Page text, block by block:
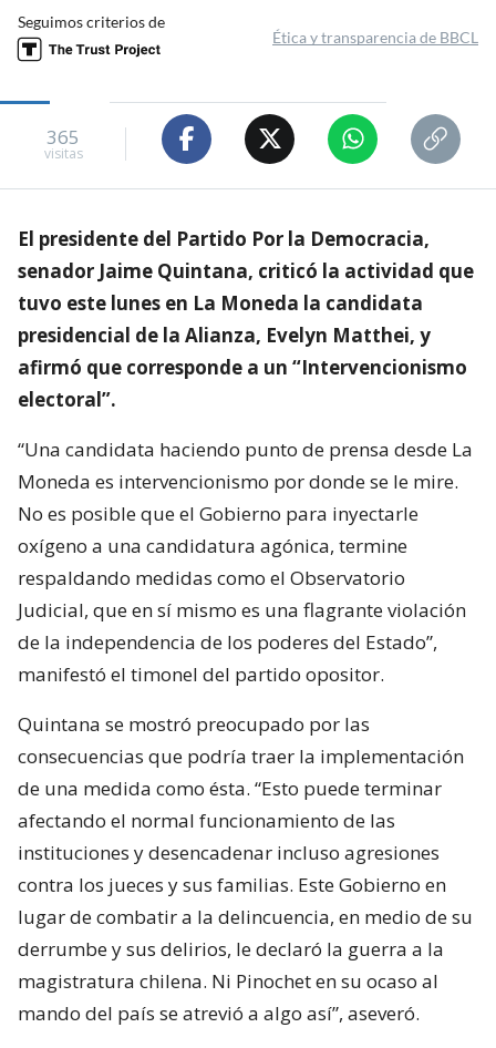
Seguimos criterios de
Ética y transparencia de BBCL
365
visitas
El presidente del Partido Por la Democracia,
senador Jaime Quintana, criticó la actividad que
tuvo este lunes en La Moneda la candidata
presidencial de la Alianza, Evelyn Matthei, y
afirmó que corresponde a un “Intervencionismo
electoral”.
“Una candidata haciendo punto de prensa desde La
Moneda es intervencionismo por donde se le mire.
No es posible que el Gobierno para inyectarle
oxígeno a una candidatura agónica, termine
respaldando medidas como el Observatorio
Judicial, que en sí mismo es una flagrante violación
de la independencia de los poderes del Estado”,
manifestó el timonel del partido opositor.
Quintana se mostró preocupado por las
consecuencias que podría traer la implementación
de una medida como ésta. “Esto puede terminar
afectando el normal funcionamiento de las
instituciones y desencadenar incluso agresiones
contra los jueces y sus familias. Este Gobierno en
lugar de combatir a la delincuencia, en medio de su
derrumbe y sus delirios, le declaró la guerra a la
magistratura chilena. Ni Pinochet en su ocaso al
mando del país se atrevió a algo así”, aseveró.